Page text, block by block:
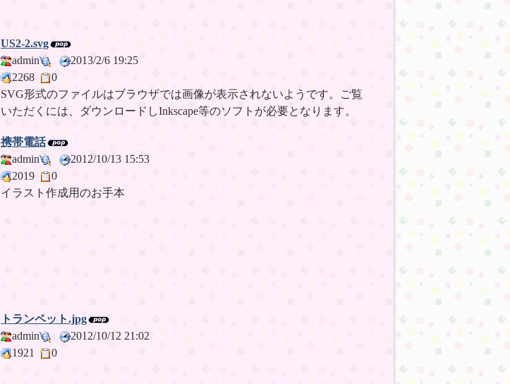
US2-2.svg
admin
2013/2/6 19:25
2268
0
SVG形式のファイルはブラウザでは画像が表示されないようです。ご覧
いただくには、ダウンロードしInkscape等のソフトが必要となります。
携帯電話
admin
2012/10/13 15:53
2019
0
イラスト作成用のお手本
トランペット.jpg
admin
2012/10/12 21:02
1921
0